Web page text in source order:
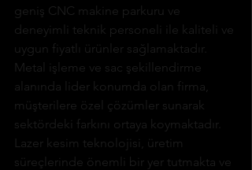
geniş CNC makine parkuru ve
deneyimli teknik personeli ile kaliteli ve
uygun fiyatlı ürünler sağlamaktadır.
Metal işleme ve sac şekillendirme
alanında lider konumda olan firma,
müşterilere özel çözümler sunarak
sektördeki farkını ortaya koymaktadır.
Lazer kesim teknolojisi, üretim
süreçlerinde önemli bir yer tutmakta ve